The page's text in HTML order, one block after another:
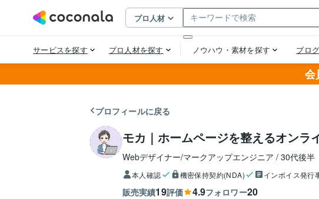
会
プロフィールに戻る
モカ｜ホームページを整えるオンラ
Webデザイナー/マークアップエンジニア 30代後半
本人確認 機密保持契約(NDA) インボイス発行
販売実績19評価 4.9フォロワー20